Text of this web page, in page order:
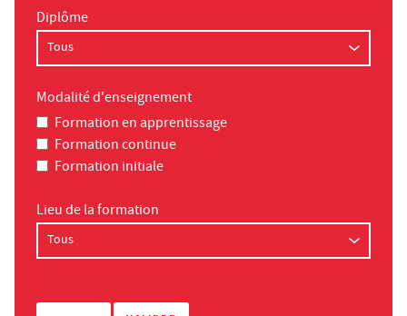
Diplôme
Modalité d'enseignement
Formation en apprentissage
Formation continue
Formation initiale
Lieu de la formation